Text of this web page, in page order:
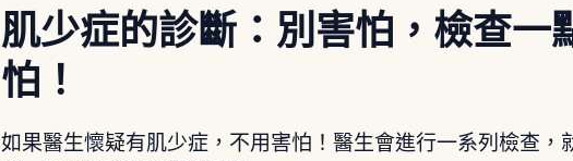
肌少症的診斷：別害怕，檢查一
怕！
如果醫生懷疑有肌少症，不用害怕！醫生會進行一系列檢查，